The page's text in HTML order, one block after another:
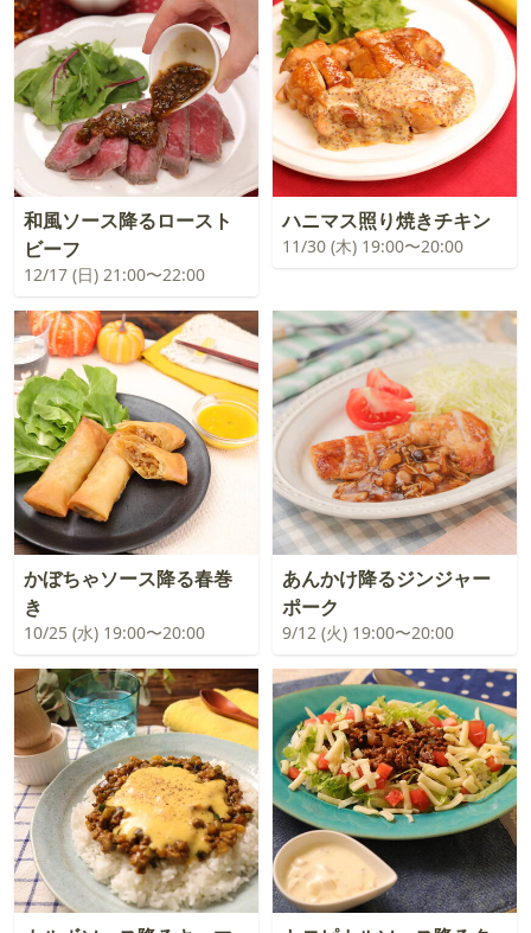
和風ソース降るロースト
ビーフ
12/17 (日) 21:00〜22:00
ハニマス照り焼きチキン
11/30 (木) 19:00〜20:00
かぼちゃソース降る春巻
き
10/25 (水) 19:00〜20:00
あんかけ降るジンジャー
ポーク
9/12 (火) 19:00〜20:00